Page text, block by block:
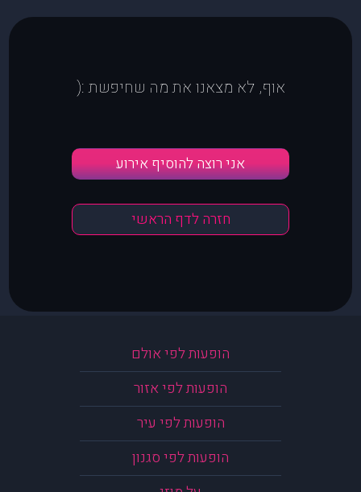
אוף, לא מצאנו את מה שחיפשת :(
אני רוצה להוסיף אירוע
חזרה לדף הראשי
הופעות לפי אולם
הופעות לפי אזור
הופעות לפי עיר
הופעות לפי סגנון